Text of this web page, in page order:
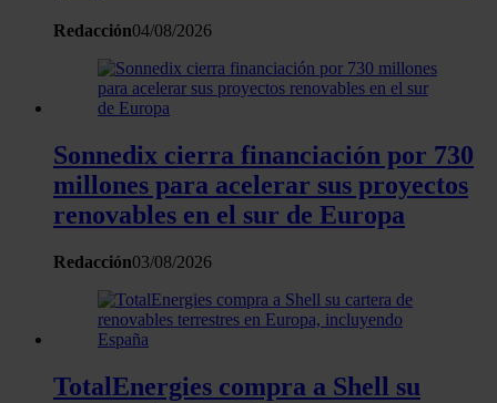
Redacción04/08/2026
Sonnedix cierra financiación por 730
millones para acelerar sus proyectos
renovables en el sur de Europa
Redacción03/08/2026
TotalEnergies compra a Shell su